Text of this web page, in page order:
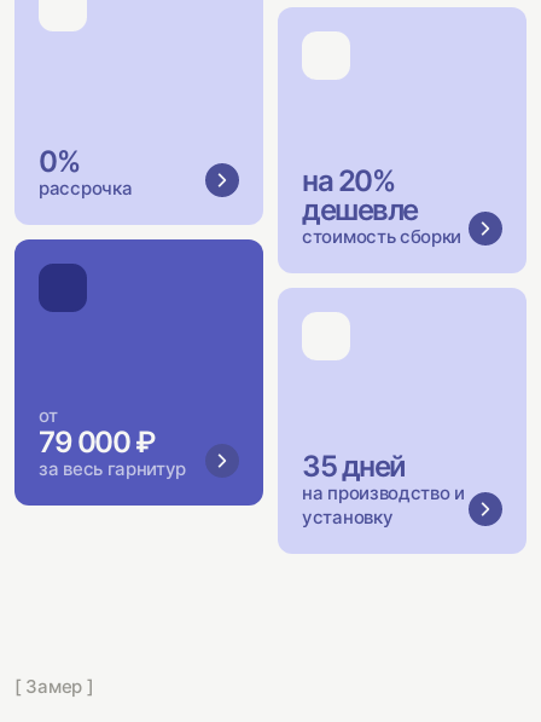
0%
рассрочка
на 20%
дешевле
стоимость сборки
от
79 000 ₽
за весь гарнитур 35 дней
на производство и
установку
[ Замер ]